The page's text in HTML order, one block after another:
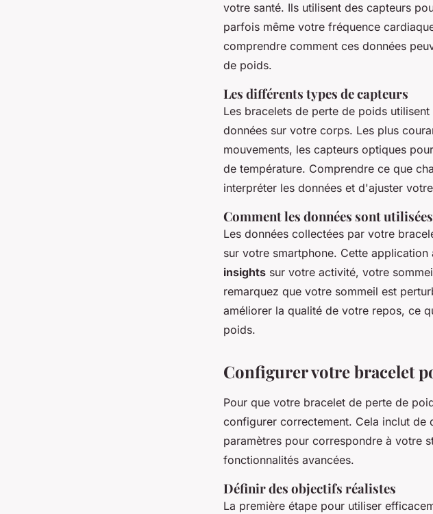
votre santé. Ils utilisent des capteurs
parfois même votre fréquence
comprendre comment ces données
de poids.
Les différents types de capteurs
Les bracelets de perte de poids
données sur votre corps. Les plus
mouvements, les capteurs optiques
de température. Comprendre ce que
interpréter les données et d'ajuster
Comment les données sont utilisées
Les données collectées par votre
sur votre smartphone. Cette
insights sur votre activité, votre
remarquez que votre sommeil est
améliorer la qualité de votre repos, ce
poids.
Configurer votre bracelet
Pour que votre bracelet de perte de
configurer correctement. Cela inclut de
paramètres pour correspondre à votre
fonctionnalités avancées.
Définir des objectifs réalistes
La première étape pour utiliser